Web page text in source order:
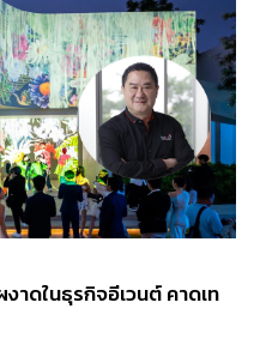
าดในธุรกิจอีเวนต์ คาดเท